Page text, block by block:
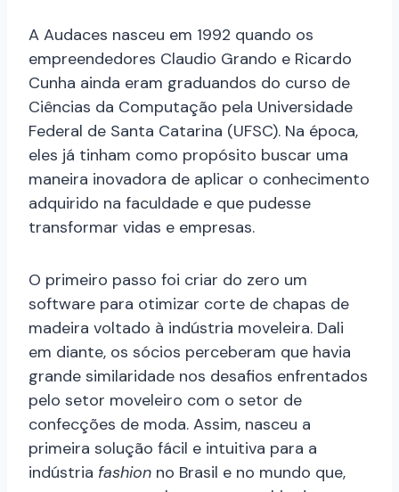
A Audaces nasceu em 1992 quando os
empreendedores Claudio Grando e Ricardo
Cunha ainda eram graduandos do curso de
Ciências da Computação pela Universidade
Federal de Santa Catarina (UFSC). Na época,
eles já tinham como propósito buscar uma
maneira inovadora de aplicar o conhecimento
adquirido na faculdade e que pudesse
transformar vidas e empresas.
O primeiro passo foi criar do zero um
software para otimizar corte de chapas de
madeira voltado à indústria moveleira. Dali
em diante, os sócios perceberam que havia
grande similaridade nos desafios enfrentados
pelo setor moveleiro com o setor de
confecções de moda. Assim, nasceu a
primeira solução fácil e intuitiva para a
indústria fashion no Brasil e no mundo que,